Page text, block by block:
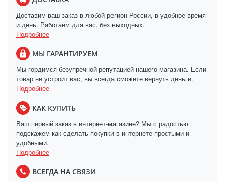
Доставим ваш заказ в любой регион России, в удобное время
и день. Работаем для вас, без выходных.
Подробнее
МЫ ГАРАНТИРУЕМ
Мы гордимся безупречной репутацией нашего магазина. Если
товар не устроит вас, вы всегда сможете вернуть деньги.
Подробнее
КАК КУПИТЬ
Ваш первый заказ в интернет-магазине? Мы с радостью
подскажем как сделать покупки в интернете простыми и
удобными.
Подробнее
ВСЕГДА НА СВЯЗИ